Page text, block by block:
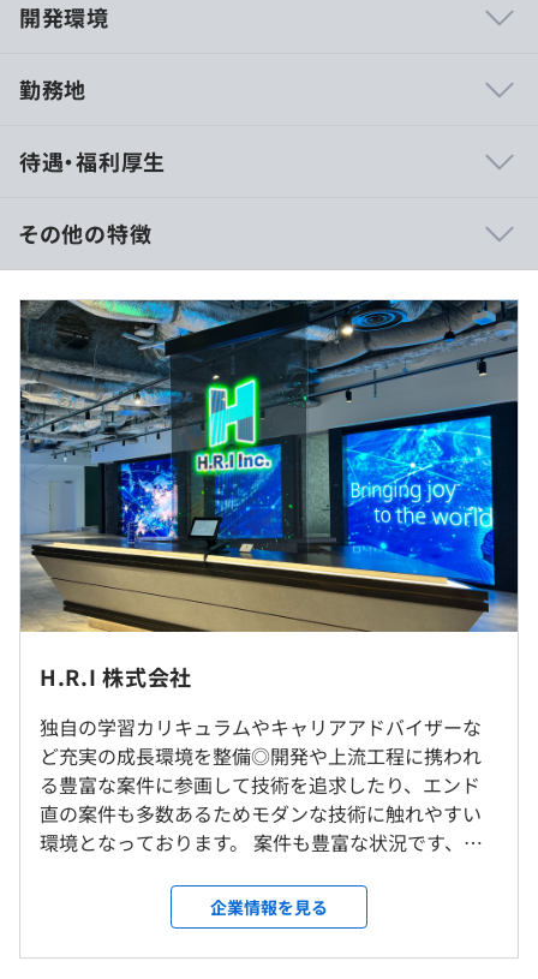
開発環境
希望をかなえている社員が多数います！
◆Case1：AIやクラウドなど最新技術を身につけたいAさ
ん
大手製造メーカー向けにAIを導入し、在庫の抱え込みコス
トを削減するプロジェクトに参画。
製造オーダー・製品構成・部品表などのデータを学習させ
ることで、在庫数を自動的に最適化できるアルゴリズムの
構築に携わりスキルアップを実現。
◆Case2：フルスタックに近い技術を身に付けPL/PMとし
て上流工程に挑戦したいBさん
大手SIが入札した国家レベルの大規模プロジェクトに参
画。
少数からの参画から実績・関係構築を重ね自身のポジショ
ンを上げつつ十数名規模での体制参画まで拡大。
現在はインフラ業務を着手し始め多方面でのスキルアップ
◆Case3：社会貢献性ややりがいを重視したいCさん
大手ECサイトの維持管理システムのマネジメントおよび
アジリティ向上プロジェクトに参画。
仕様変更の全体把握、対応策の検討・実施などのマネジメ
ント、顧客のニーズに合わせたコンテンツ提供に貢献でき
ることでモチベーションアップ。
勤務地
※上記は本社住所となります。
社内もしくはお客様先での勤務となります。
【プロジェクト先の例】
■東京23区／新宿区・渋谷区・品川区・目黒区・豊島
区・中央区・港区・千代田区 など
■東京23区近郊／埼玉県・千葉県・神奈川県の一部
・転居を伴う転勤はありません。
・リモートの案件比率も増えてきています。
就業場所の変更範囲
待遇・福利厚生
※経験・能力を考慮のうえ、当社規定により決定いたしま
す。
※経験者の方は固定残業代を含む、もしくは裁量労働制の
ケースがあります。
（※ 想定年収は年収提示額を保証するものではありません）
10：00～19：00（実働8時間）
休憩時間：60分
【年間休日123日以上】
■週休2日制（土日）※案件参画中の就業規定に準ずる
（シフト制含む）
■祝日、年末年始、GW（※案件による）、夏季休暇
その他の特徴
H.R.I 株式会社
独自の学習カリキュラムやキャリアアドバイザーな
ど充実の成長環境を整備◎開発や上流工程に携われ
る豊富な案件に参画して技術を追求したり、エンド
直の案件も多数あるためモダンな技術に触れやすい
環境となっております。 案件も豊富な状況です、フ
ロジェクトや上流工程に携われるプロジェクトを多
数ご用意してお待ちしております。官公庁、金融、製
造、通信、流通、不動産など、業界は多種多様です。
企業情報を見る